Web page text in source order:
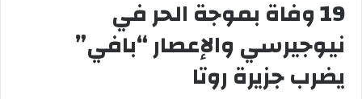
19 وفاة بموجة الحر في
نيوجيرسي والإعصار “بافي”
يضرب جزيرة روتا